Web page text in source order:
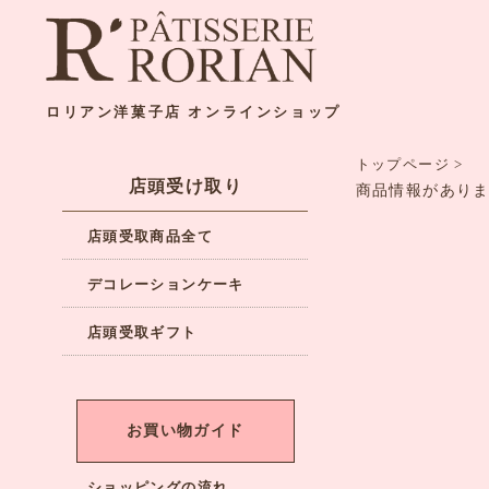
ロリアン洋菓子店 オンラインショップ
店頭受け取り
店頭受取商品全て
デコレーションケーキ
店頭受取ギフト
お買い物ガイド
トップページ >
商品情報があり